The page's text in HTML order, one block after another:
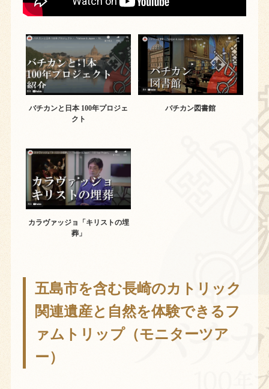
バチカンと日本 100年プロジェ
クト
バチカン図書館
カラヴァッジョ「キリストの埋
葬」
五島市を含む長崎のカトリック
関連遺産と自然を体験できるフ
ァムトリップ（モニターツア
ー）